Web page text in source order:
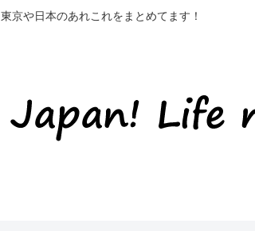
東京や日本のあれこれをまとめてます！